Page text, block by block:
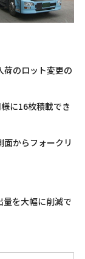
荷のロット変更の
に16枚積載でき
からフォークリ
量を大幅に削減で